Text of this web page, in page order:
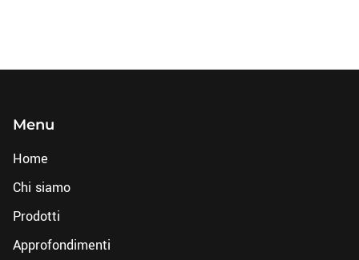
Menu
Home
Chi siamo
Prodotti
Approfondimenti